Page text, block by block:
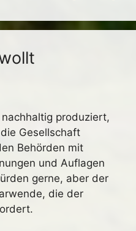
produziert,
Gesellschaft
Behörden mit
und Auflagen
gerne, aber der
die der